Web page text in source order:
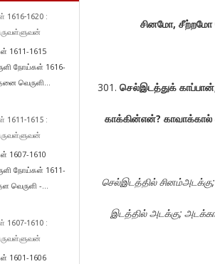
சினமோ, சீற்றமோ
செல்இடத்துக் காப்பான்
காக்கின்என்? காவாக்கால்
செல்இடத்தில் சினம்அடக்கு;
இடத்தில் அடக்கு;
1616-1620 :
1611-1615
நோய்கள் 1616-
வெருளி...
1611-1615 :
1607-1610
நோய்கள் 1611-
வெருளி -...
1607-1610 :
1601-1606